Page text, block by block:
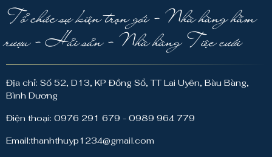
Tổ chức sự kiện trọn gói - Nhà hàng hầm
rượu - Hải sản - Nhà hàng Tiệc cưới
Địa chỉ: Số 52, D13, KP Đồng Sổ, TT Lai Uyên, Bàu Bàng,
Bình Dương
Điện thoại: 0976 291 679 - 0989 964 779
Email:thanhthuyp1234@gmail.com